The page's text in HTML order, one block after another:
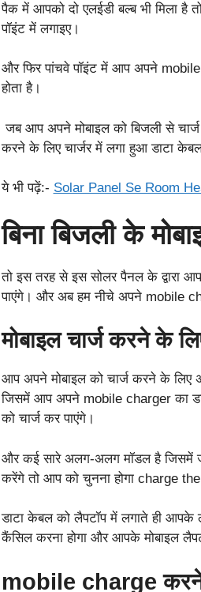
पैक में आपको दो एलईडी बल्ब भी मिला
पॉइंट में लगाइए।
और फिर पांचवे पॉइंट में आप अपने
होता है।
जब आप अपने मोबाइल को बिजली से
करने के लिए चार्जर में लगा हुआ डाटा
ये भी पढ़ें:- Solar Panel Se Room
बिना बिजली के
तो इस तरह से इस सोलर पैनल के द्वारा आप
पाएंगे। और अब हम नीचे अपने mobile
मोबाइल चार्ज करने के
आप अपने मोबाइल को चार्ज करने के
जिसमें आप अपने mobile charger का
को चार्ज कर पाएंगे।
और कई सारे अलग-अलग मॉडल है जिसमें
करेंगे तो आप को चुनना होगा charge
डाटा केबल को लैपटॉप में लगाते ही आपके
कैंसिल करना होगा और आपके मोबाइल
mobile charge करने